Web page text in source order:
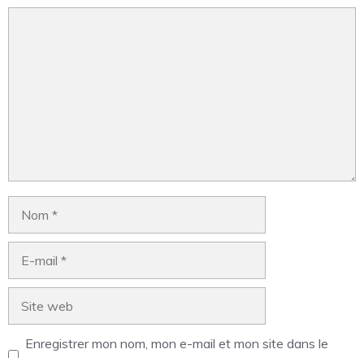
Enregistrer mon nom, mon e-mail et mon site dans le